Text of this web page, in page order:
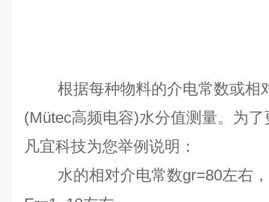
根据每种物料的介电常数或相
(Mütec高频电容)水分值测量。为
凡宜科技为您举例说明：
水的相对介电常数gr=80左右